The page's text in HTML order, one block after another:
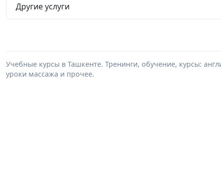
Другие услуги
Учебные курсы в Ташкенте. Тренинги, обучение, курсы:
уроки массажа и прочее.